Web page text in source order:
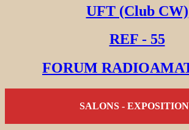
UFT (Club CW)
REF - 55
FORUM
SALONS -